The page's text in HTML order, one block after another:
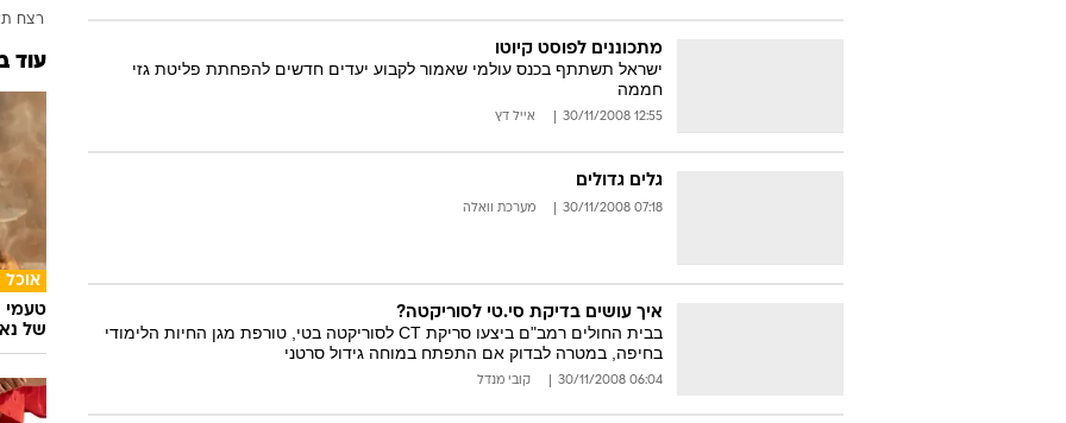
חדשות יהדות
מתכוננים לפוסט קיוטו
ישראל תשתתף בכנס עולמי שאמור לקבוע יעדים חדשים להפחתת פליטת גזי
חממה
12:55 30/11/2008 אייל דץ
גלים גדולים
07:18 30/11/2008 מערכת וואלה
איך עושים בדיקת סי.טי לסוריקטה?
בבית החולים רמב"ם ביצעו סריקת CT לסוריקטה בטי, טורפת מגן החיות הלימודי
בחיפה, במטרה לבדוק אם התפתח במוחה גידול סרטני
06:04 30/11/2008 קובי מנדל
רצח
עוד
אוכל
טעמי
של